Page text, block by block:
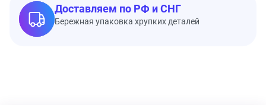
Доставляем по РФ и СНГ
Бережная упаковка хрупких деталей